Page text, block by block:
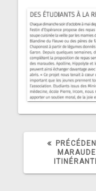
MARAUDE